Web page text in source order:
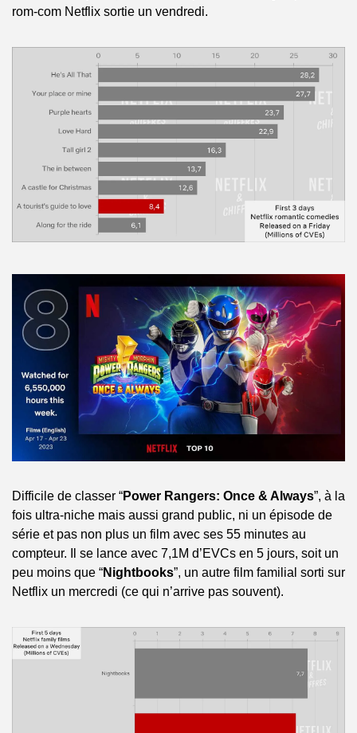
rom-com Netflix sortie un vendredi.
Difficile de classer “Power Rangers: Once & Always”, à la
fois ultra-niche mais aussi grand public, ni un épisode de
série et pas non plus un film avec ses 55 minutes au
compteur. Il se lance avec 7,1M d’EVCs en 5 jours, soit un
peu moins que “Nightbooks”, un autre film familial sorti sur
Netflix un mercredi (ce qui n’arrive pas souvent).